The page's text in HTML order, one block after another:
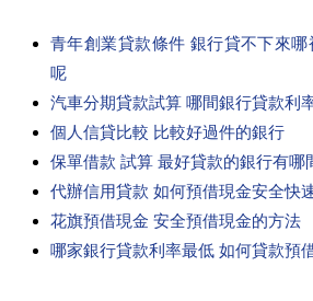
青年創業貸款條件 銀行貸不下來
呢
汽車分期貸款試算 哪間銀行貸款利
個人信貸比較 比較好過件的銀行
保單借款 試算 最好貸款的銀行有哪
代辦信用貸款 如何預借現金安全快
花旗預借現金 安全預借現金的方法
哪家銀行貸款利率最低 如何貸款預